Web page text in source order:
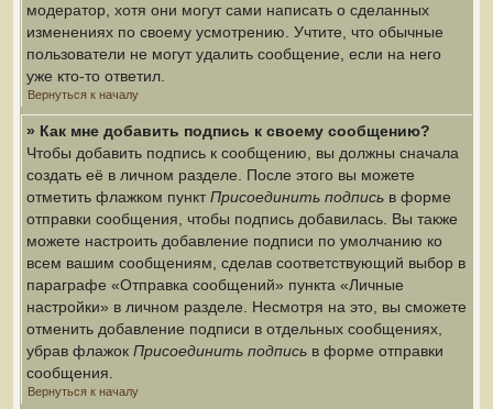
модератор, хотя они могут сами написать о сделанных
изменениях по своему усмотрению. Учтите, что обычные
пользователи не могут удалить сообщение, если на него
уже кто-то ответил.
Вернуться к началу
» Как мне добавить подпись к своему сообщению?
Чтобы добавить подпись к сообщению, вы должны сначала
создать её в личном разделе. После этого вы можете
отметить флажком пунктПрисоединить подпись в форме
отправки сообщения, чтобы подпись добавилась. Вы также
можете настроить добавление подписи по умолчанию ко
всем вашим сообщениям, сделав соответствующий выбор в
параграфе «Отправка сообщений» пункта «Личные
настройки» в личном разделе. Несмотря на это, вы сможете
отменить добавление подписи в отдельных сообщениях,
убрав флажок Присоединить подпись в форме отправки
сообщения.
Вернуться к началу